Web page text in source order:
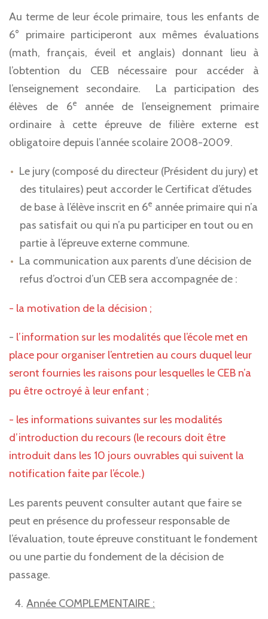
Au terme de leur école primaire, tous les enfants de
6° primaire participeront aux mêmes évaluations
(math, français, éveil et anglais) donnant lieu à
l’obtention du CEB nécessaire pour accéder à
l’enseignement secondaire. La participation des
élèves de 6e année de l’enseignement primaire
ordinaire à cette épreuve de filière externe est
obligatoire depuis l’année scolaire 2008-2009.
Le jury (composé du directeur (Président du jury) et
des titulaires) peut accorder le Certificat d’études
de base à l’élève inscrit en 6e année primaire qui n’a
pas satisfait ou qui n’a pu participer en tout ou en
partie à l’épreuve externe commune.
La communication aux parents d’une décision de
refus d’octroi d’un CEB sera accompagnée de :
- la motivation de la décision ;
- l’information sur les modalités que l’école met en
place pour organiser l’entretien au cours duquel leur
seront fournies les raisons pour lesquelles le CEB n’a
pu être octroyé à leur enfant ;
- les informations suivantes sur les modalités
d’introduction du recours (le recours doit être
introduit dans les 10 jours ouvrables qui suivent la
notification faite par l’école.)
Les parents peuvent consulter autant que faire se
peut en présence du professeur responsable de
l’évaluation, toute épreuve constituant le fondement
ou une partie du fondement de la décision de
passage.
Année COMPLEMENTAIRE :